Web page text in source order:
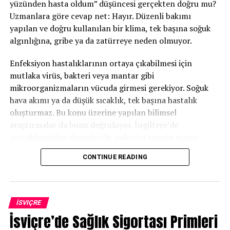
DAMARLARDA YAĞ BİRİKMESİNİN EN BÜYÜK NEDENİ
BİLİM İNSANLARI AÇIKLADI: CORONA VİRÜS NEREDE
ORTAYA ÇIKTI?
yüzünden hasta oldum” düşüncesi gerçekten doğru mu?
Uzmanlara göre cevap net: Hayır. Düzenli bakımı
yapılan ve doğru kullanılan bir klima, tek başına soğuk
algınlığına, gribe ya da zatürreye neden olmuyor.
Enfeksiyon hastalıklarının ortaya çıkabilmesi için
mutlaka virüs, bakteri veya mantar gibi
mikroorganizmaların vücuda girmesi gerekiyor. Soğuk
hava akımı ya da düşük sıcaklık, tek başına hastalık
oluşturmaz. Bu konu üzerine yapılan bilimsel
araştırmalar da bunu doğruluyor. İngiltere’de
kalan kişilerde değil, virüsle enfekte olan kişilerde
hastalık belirtilerinin geliştiği görüldü.
Peki neden birçok kişi klimalı ortamlarda boğaz ağrısı,
öksürük veya burun kuruluğu yaşıyor? Uzmanlara göre
bunun temel nedeni klimanın havadaki nem oranını
düşürmesi. Ortam havası kurudukça burun, boğaz ve
CONTINUE READING
İSVIÇRE
İsviçre’de Sağlık Sigortası Primleri